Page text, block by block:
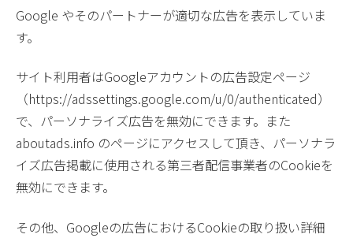
Google やそのパートナーが適切な広告を表示していま
す。
サイト利用者はGoogleアカウントの広告設定ページ
（https://adssettings.google.com/u/0/authenticated）
で、パーソナライズ広告を無効にできます。また
aboutads.info のページにアクセスして頂き、パーソナラ
イズ広告掲載に使用される第三者配信事業者のCookieを
無効にできます。
その他、Googleの広告におけるCookieの取り扱い詳細